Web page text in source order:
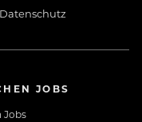
Datenschutz
JOBS
Jobs